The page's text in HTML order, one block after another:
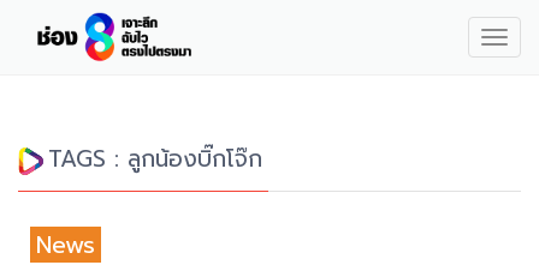
TAGS : ลูกน้องบิ๊กโจ๊ก
News